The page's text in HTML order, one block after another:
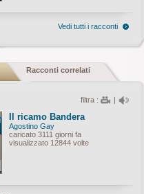
Vedi tutti i racconti
Racconti correlati
filtra : |
Il ricamo Bandera
Agostino Gay
caricato 3111 giorni fa
visualizzato 12844 volte